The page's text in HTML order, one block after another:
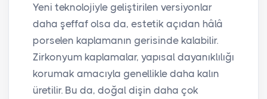
Yeni teknolojiyle geliştirilen versiyonlar
daha şeffaf olsa da, estetik açıdan hâlâ
porselen kaplamanın gerisinde kalabilir.
Zirkonyum kaplamalar, yapısal dayanıklılığı
korumak amacıyla genellikle daha kalın
üretilir. Bu da, doğal dişin daha çok